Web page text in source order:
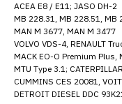
ACEA E8 / Е11; JASO DH-2
MB 228.31, MB 228.51, MB
MAN M 3677, MAN M 3477
VOLVO VDS-4, RENAULT
MACK EO-O Premium Plus,
MTU Type 3.1;
CUMMINS CES 20081,
DETROIT DIESEL DDC